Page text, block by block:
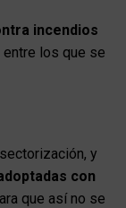
incendios
entre los que se
y
con
que así no se